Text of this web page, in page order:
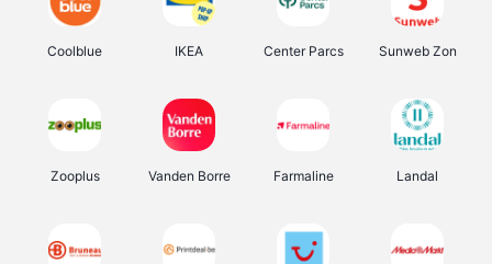
Coolblue IKEA Center Parcs Sunweb Zon
Zooplus Vanden Borre Farmaline Landal